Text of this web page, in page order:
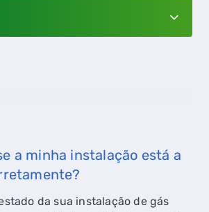
a minha instalação está a
da sua instalação de gás